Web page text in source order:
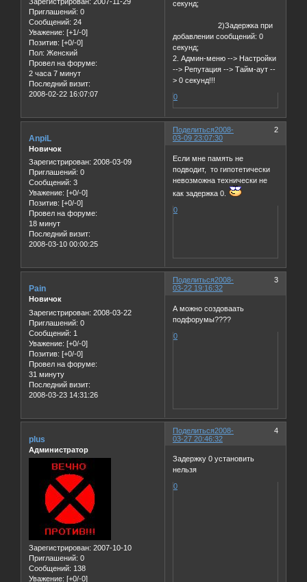
Приглашений: 0
Сообщений: 24
Уважение: [+1/-0]
Позитив: [+0/-0]
Пол: Женский
Провел на форуме:
2 часа 7 минут
Последний визит:
2008-02-22 16:07:07
секунд;
2)Задержка при
добавлении сообщений: 0
секунд;
2. Админ-меню --> Настройки
--> Репутация --> Тайм-аут --
> 0 секунд!!!
0
Поделиться 2
2008-
03-09 23:07:30
AnpiL
Новичок
Зарегистрирован: 2008-03-09
Приглашений: 0
Сообщений: 3
Уважение: [+0/-0]
Позитив: [+0/-0]
Провел на форуме:
18 минут
Последний визит:
2008-03-10 00:00:25
Если мне память не
подводит, то гипотетически
невозможна технически не
как задержка 0.
0
Поделиться 3
2008-
03-22 19:16:32
Pain
Новичок
Зарегистрирован: 2008-03-22
Приглашений: 0
Сообщений: 1
Уважение: [+0/-0]
Позитив: [+0/-0]
Провел на форуме:
31 минуту
Последний визит:
2008-03-23 14:31:26
А можно создоваать
подфорумы????
0
Поделиться 4
2008-
03-27 20:46:32
plus
Администратор
Зарегистрирован: 2007-10-10
Приглашений: 0
Сообщений: 138
Уважение: [+0/-0]
Задержку 0 установить
нельзя
0